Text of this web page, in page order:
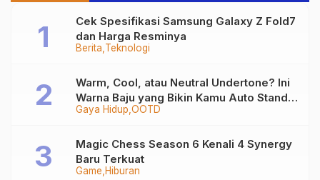
Berita Teknologi
Cek Spesifikasi Samsung Galaxy Z Fold7
dan Harga Resminya
Gaya Hidup OOTD
Warm, Cool, atau Neutral Undertone? Ini
Warna Baju yang Bikin Kamu Auto Stand
Out
Game Hiburan
Magic Chess Season 6 Kenali 4 Synergy
Baru Terkuat